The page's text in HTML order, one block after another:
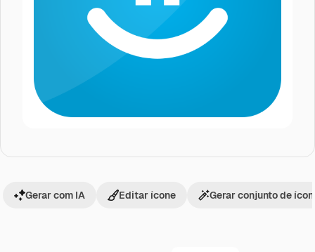
Gerar com IA Editar ícone Gerar conjunto de